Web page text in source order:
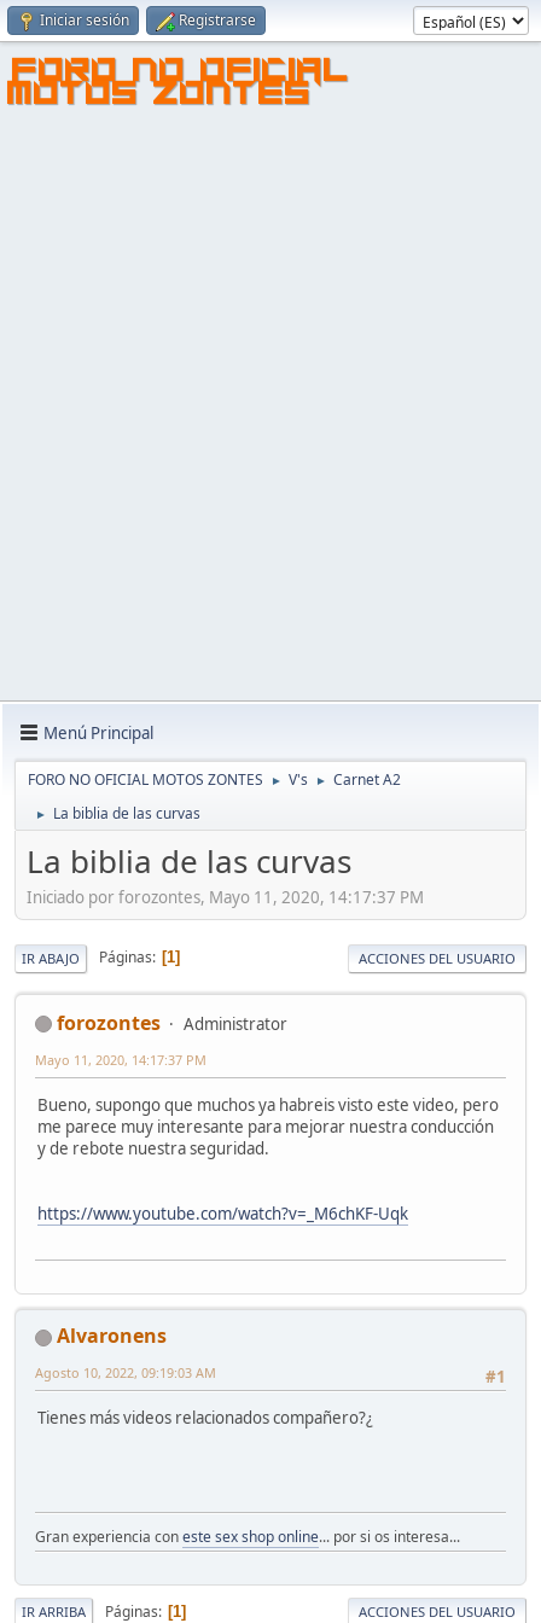
Iniciar sesión Registrarse
FORO NO OFICIAL
MOTOS ZONTES
Menú Principal
FORO NO OFICIAL MOTOS ZONTES ► V's ► Carnet A2
► La biblia de las curvas
La biblia de las curvas
Iniciado por forozontes, Mayo 11, 2020, 14:17:37 PM
IR ABAJO Páginas 1 ACCIONES DEL USUARIO
forozontes Administrator
Mayo 11, 2020, 14:17:37 PM
Bueno, supongo que muchos ya habreis visto este video, pero
me parece muy interesante para mejorar nuestra conducción
y de rebote nuestra seguridad.
https://www.youtube.com/watch?v=_M6chKF-Uqk
Alvaronens
#1
Agosto 10, 2022, 09:19:03 AM
Tienes más videos relacionados compañero?¿
Gran experiencia coneste sex shop online... por si os interesa...
IR ARRIBA Páginas 1 ACCIONES DEL USUARIO